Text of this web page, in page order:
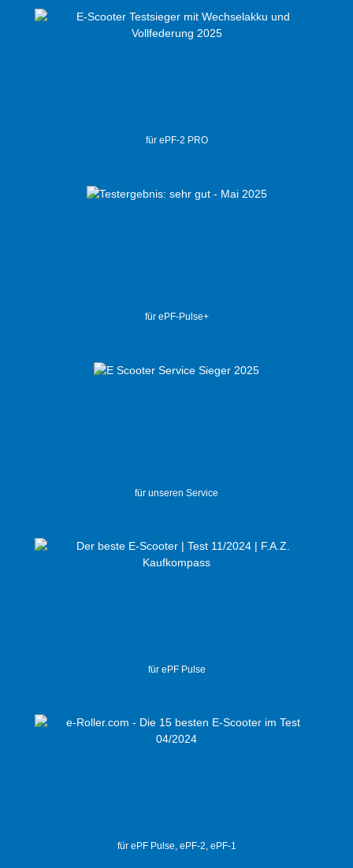
für ePF-2 PRO
für ePF-Pulse+
für unseren Service
für ePF Pulse
für ePF Pulse, ePF-2, ePF-1